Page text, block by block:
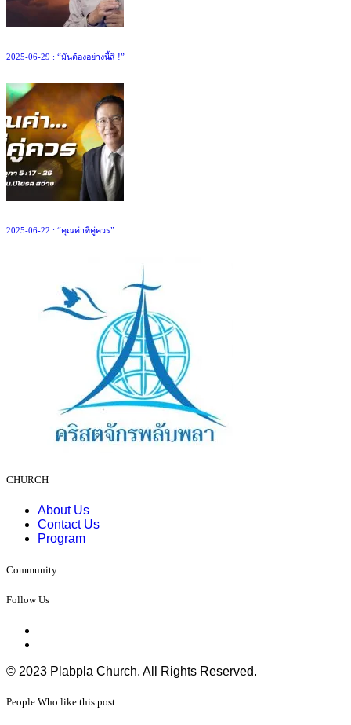
2025-06-29 : “มันต้องอย่างนี้สิ !”
2025-06-22 : “คุณค่าที่คู่ควร”
CHURCH
About Us
Contact Us
Program
Community
Follow Us
© 2023 Plabpla Church. All Rights Reserved.
People Who like this post